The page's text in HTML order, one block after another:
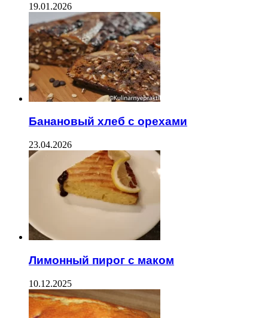
19.01.2026
Банановый хлеб с орехами
23.04.2026
Лимонный пирог с маком
10.12.2025